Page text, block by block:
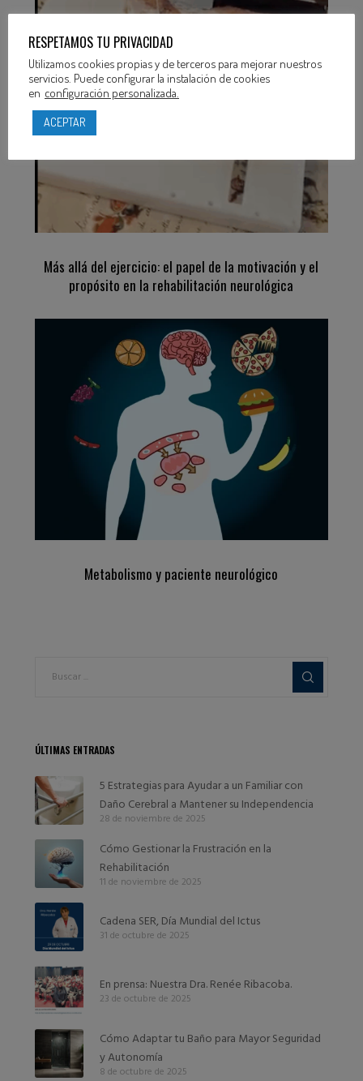
Más allá del ejercicio: el papel de la motivación y el
propósito en la rehabilitación neurológica
Metabolismo y paciente neurológico
ÚLTIMAS ENTRADAS
5 Estrategias para Ayudar a un Familiar con
Daño Cerebral a Mantener su Independencia
28 de noviembre de 2025
Cómo Gestionar la Frustración en la
Rehabilitación
11 de noviembre de 2025
Cadena SER, Día Mundial del Ictus
31 de octubre de 2025
En prensa: Nuestra Dra. Renée Ribacoba.
23 de octubre de 2025
Cómo Adaptar tu Baño para Mayor Seguridad
y Autonomía
8 de octubre de 2025
RESPETAMOS TU PRIVACIDAD
Utilizamos cookies propias y de terceros para mejorar nuestros
servicios. Puede configurar la instalación de cookies
en configuración personalizada.
ACEPTAR